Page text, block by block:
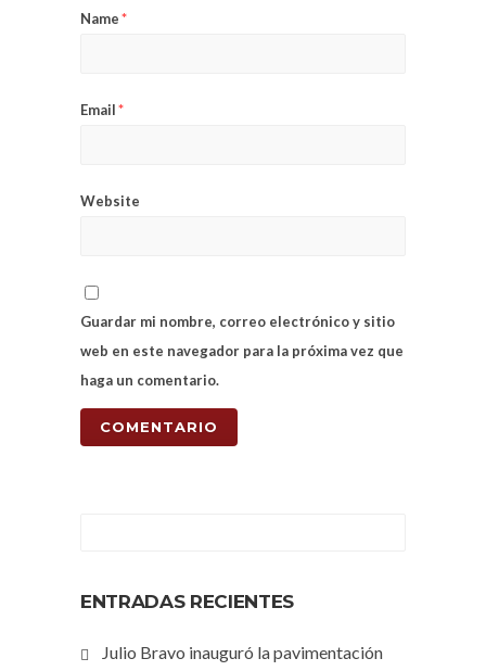
Name*
Email*
Website
Guardar mi nombre, correo electrónico y sitio
web en este navegador para la próxima vez que
haga un comentario.
ENTRADAS RECIENTES
Julio Bravo inauguró la pavimentación